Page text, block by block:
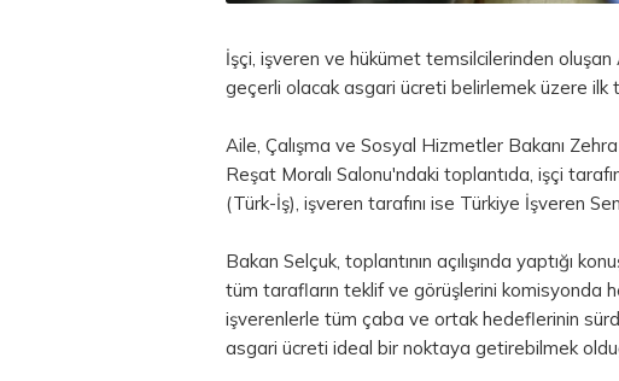
İşçi, işveren ve hükümet temsilcilerinden
geçerli olacak asgari ücreti belirlemek üzere ilk
Aile, Çalışma ve Sosyal Hizmetler Bakanı Zehra
Reşat Moralı Salonu'ndaki toplantıda, işçi
(Türk-İş), işveren tarafını ise Türkiye İşveren
Bakan Selçuk, toplantının açılışında yaptığı
tüm tarafların teklif ve görüşlerini komisyonda
işverenlerle tüm çaba ve ortak hedeflerinin
asgari ücreti ideal bir noktaya getirebilmek